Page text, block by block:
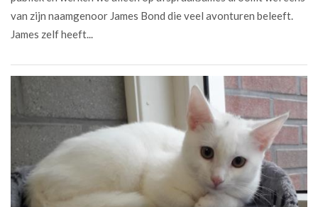
van zijn naamgenoor James Bond die veel avonturen beleeft.
James zelf heeft...